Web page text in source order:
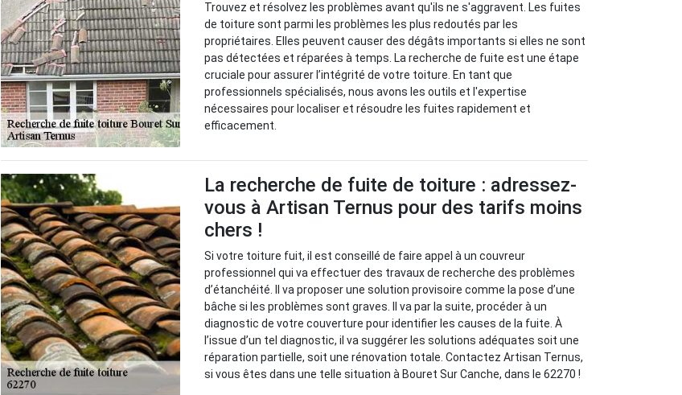
Trouvez et résolvez les problèmes avant qu'ils ne s'aggravent. Les fuites
de toiture sont parmi les problèmes les plus redoutés par les
propriétaires. Elles peuvent causer des dégâts importants si elles ne sont
pas détectées et réparées à temps. La recherche de fuite est une étape
cruciale pour assurer l’intégrité de votre toiture. En tant que
professionnels spécialisés, nous avons les outils et l'expertise
nécessaires pour localiser et résoudre les fuites rapidement et
efficacement.
La recherche de fuite de toiture : adressez-
vous à Artisan Ternus pour des tarifs moins
chers !
Si votre toiture fuit, il est conseillé de faire appel à un couvreur
professionnel qui va effectuer des travaux de recherche des problèmes
d’étanchéité. Il va proposer une solution provisoire comme la pose d’une
bâche si les problèmes sont graves. Il va par la suite, procéder à un
diagnostic de votre couverture pour identifier les causes de la fuite. À
l’issue d’un tel diagnostic, il va suggérer les solutions adéquates soit une
réparation partielle, soit une rénovation totale. Contactez Artisan Ternus,
si vous êtes dans une telle situation à Bouret Sur Canche, dans le 62270 !